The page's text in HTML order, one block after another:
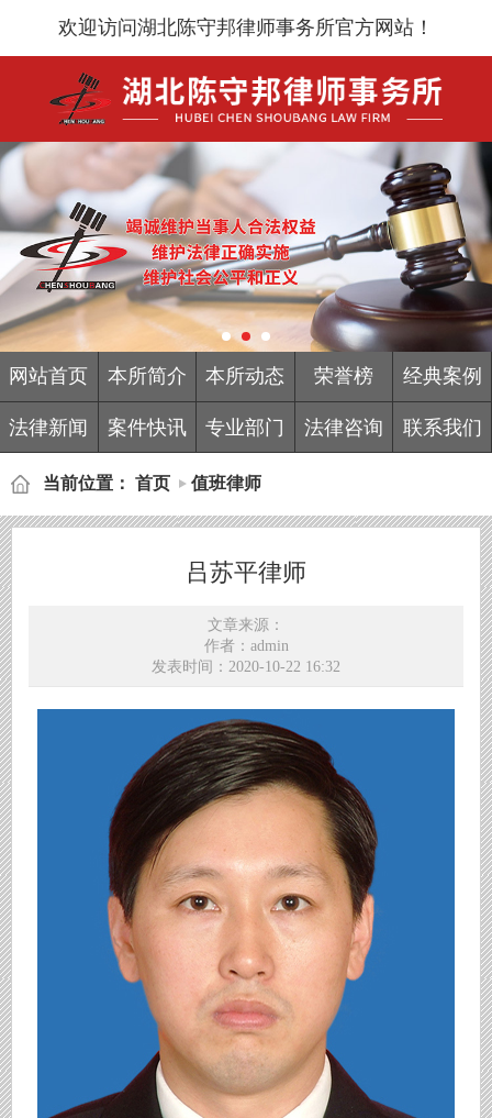
欢迎访问湖北陈守邦律师事务所官方网站！
网站首页 本所简介 本所动态 荣誉榜 经典案例
法律新闻 案件快讯 专业部门 法律咨询 联系我们
当前位置：首页 值班律师
吕苏平律师
文章来源：
作者：admin
发表时间：2020-10-22 16:32